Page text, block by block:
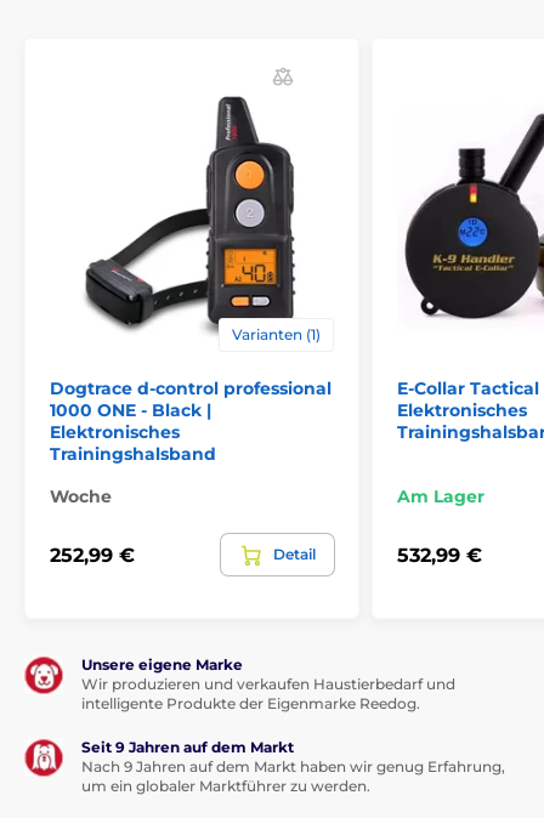
Ton
Mittelgroße Hunde
Varianten (1)
Dogtrace d‑control professional
1000 ONE - Black |
Elektronisches
Trainingshalsband
Woche
252,99 € Detail
E-Collar
Elektronisches
Am Lager
532,99 €
Unsere eigene Marke
Wir produzieren und verkaufen Haustierbedarf und
intelligente Produkte der Eigenmarke Reedog.
Seit 9 Jahren auf dem Markt
Nach 9 Jahren auf dem Markt haben wir genug Erfahrung,
um ein globaler Marktführer zu werden.